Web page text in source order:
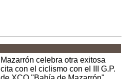
Mazarrón celebra otra exitosa
cita con el ciclismo con el III G.P.